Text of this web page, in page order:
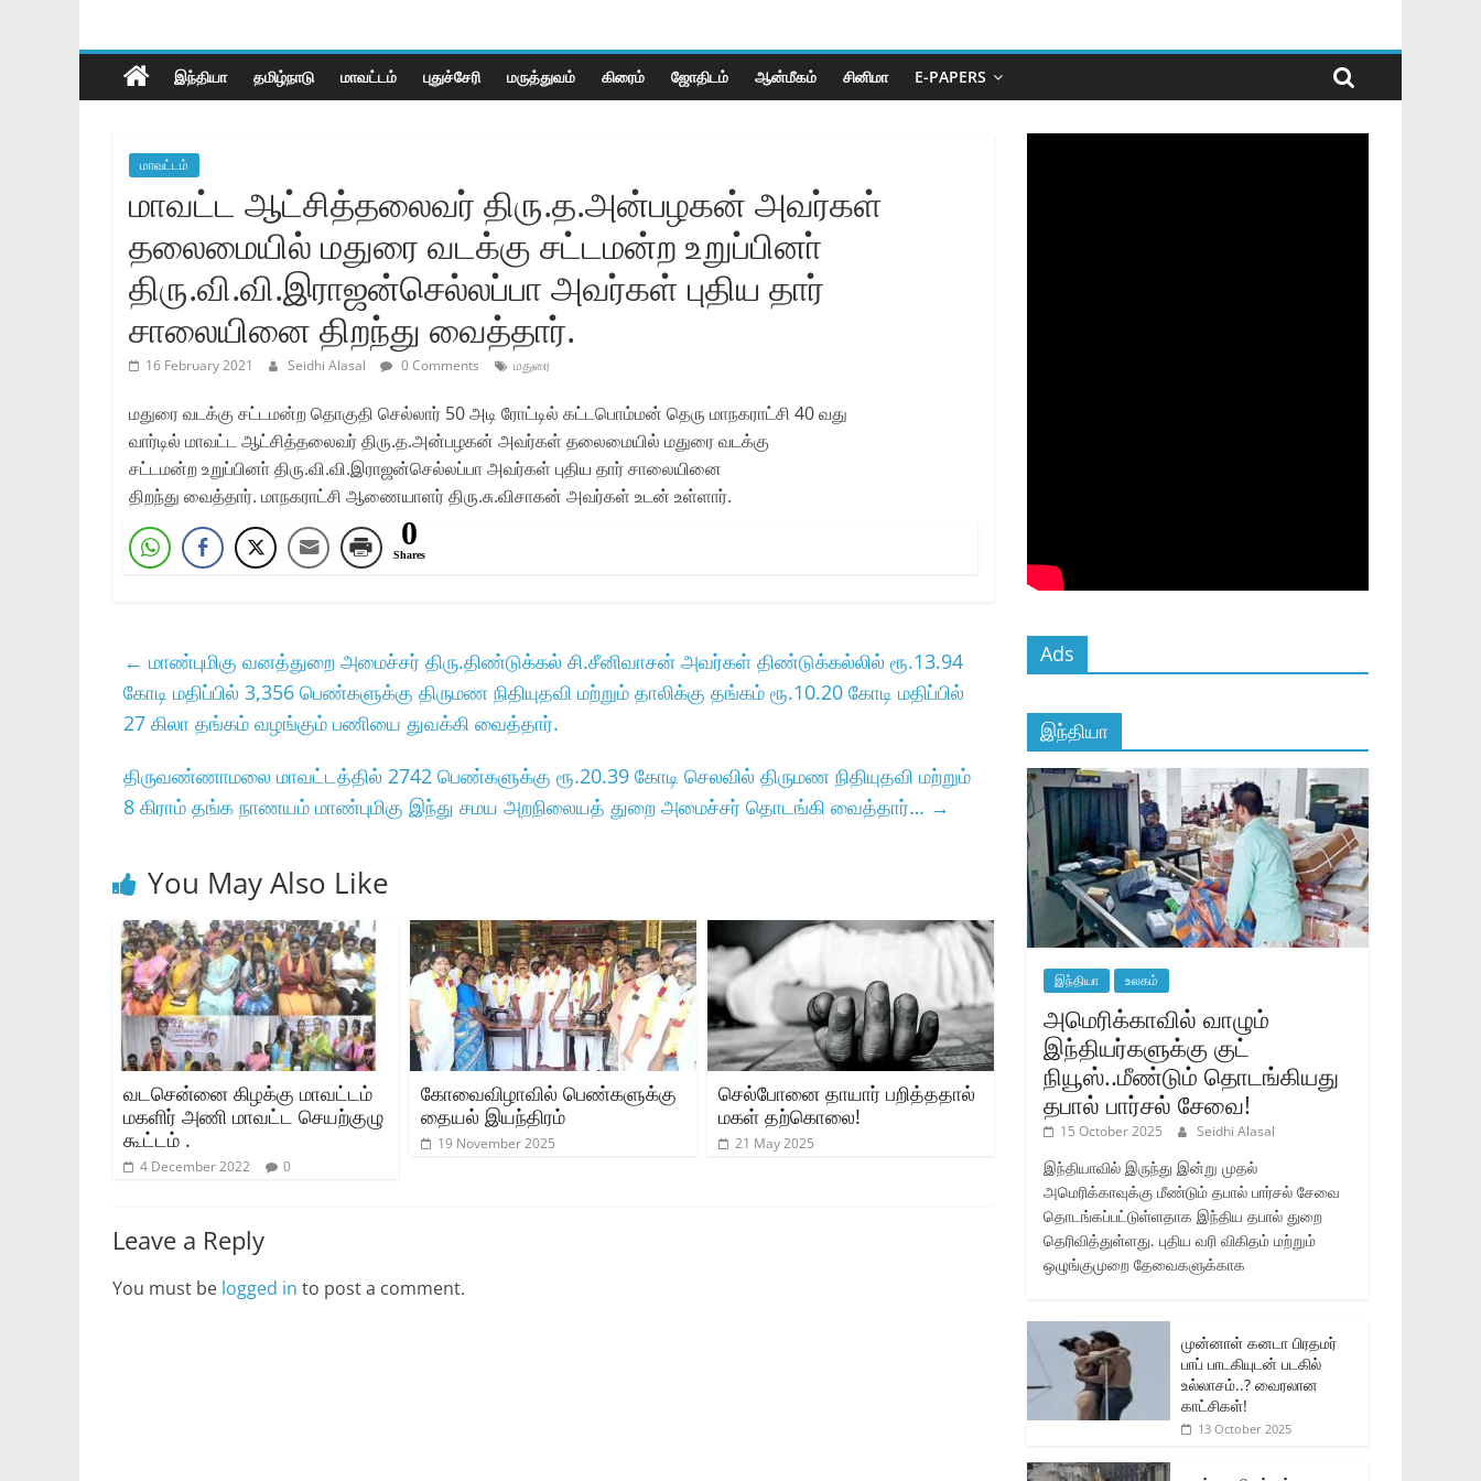
இந்தியா தமிழ்நாடு மாவட்டம் புதுச்சேரி மருத்துவம் கிரைம் ஜோ‌திட‌ம் ஆன்மீகம் சினிமா E-PAPERS
மாவட்டம்
மாவட்ட ஆட்சித்தலைவர்‌ திரு.த.அன்பழகன்‌ அவர்கள்‌
தலைமையில்‌ மதுரை வடக்கு சட்டமன்ற உறுப்பினா்‌
திரு.வி.வி.இராஜன்செல்லப்பா அவர்கள்‌ புதிய தார்‌
சாலையினை திறந்து வைத்தார்‌.
16 February 2021 Seidhi Alasal 0 Comments மதுரை
மதுரை வடக்கு சட்டமன்ற தொகுதி செல்லார்‌ 50 அடி ரோட்டில்‌ கட்டபொம்மன்‌ தெரு மாநகராட்சி 40 வது
வார்டில்‌ மாவட்ட ஆட்சித்தலைவர்‌ திரு.த.அன்பழகன்‌ அவர்கள்‌ தலைமையில்‌ மதுரை வடக்கு
சட்டமன்ற உறுப்பினா்‌ திரு.வி.வி.இராஜன்செல்லப்பா அவர்கள்‌ புதிய தார்‌ சாலையினை
திறந்து வைத்தார்‌. மாநகராட்சி ஆணையாளர்‌ திரு.சு.விசாகன்‌ அவர்கள்‌ உடன்‌ உள்ளார்‌.
0
Shares
← மாண்புமிகு வனத்துறை அமைச்சர்‌ திரு.திண்டுக்கல்‌ சி.சீனிவாசன்‌ அவர்கள்‌ திண்டுக்கல்‌லில்‌ ரூ.13.94
கோடி மதிப்பில்‌ 3,356 பெண்களுக்கு திருமண நிதியுதவி மற்றும்‌ தாலிக்கு தங்கம்‌ ரூ.10.20 கோடி மதிப்பில்‌
27 கிலா தங்கம்‌ வழங்கும்‌ பணியை துவக்கி வைத்தார்‌.
திருவண்ணாமலை மாவட்டத்தில் 2742 பெண்களுக்கு ரூ.20.39 கோடி செலவில் திருமண நிதியுதவி மற்றும்
8 கிராம் தங்க நாணயம் மாண்புமிகு இந்து சமய அறநிலையத் துறை அமைச்சர் தொடங்கி வைத்தார்… →
You May Also Like
வடசென்னை கிழக்கு மாவட்டம்
மகளிர் அணி மாவட்ட செயற்குழு
கூட்டம் .
4 December 2022 0
கோவைவிழாவில் பெண்களுக்கு
தையல் இயந்திரம்
19 November 2025
செல்போனை தாயார் பறித்ததால்
மகள் தற்கொலை!
21 May 2025
Leave a Reply
You must be logged in to post a comment.
Ads
இந்தியா
இந்தியா உலகம்
அமெரிக்காவில் வாழும்
இந்தியர்களுக்கு குட்
நியூஸ்..மீண்டும் தொடங்கியது
தபால் பார்சல் சேவை!
15 October 2025 Seidhi Alasal
இந்தியாவில் இருந்து இன்று முதல்
அமெரிக்காவுக்கு மீண்டும் தபால் பார்சல் சேவை
தொடங்கப்பட்டுள்ளதாக இந்திய தபால் துறை
தெரிவித்துள்ளது. புதிய வரி விகிதம் மற்றும்
ஒழுங்குமுறை தேவைகளுக்காக
முன்னாள் கனடா பிரதமர்
பாப் பாடகியுடன் படகில்
உல்லாசம்..? வைரலான
காட்சிகள்!
13 October 2025